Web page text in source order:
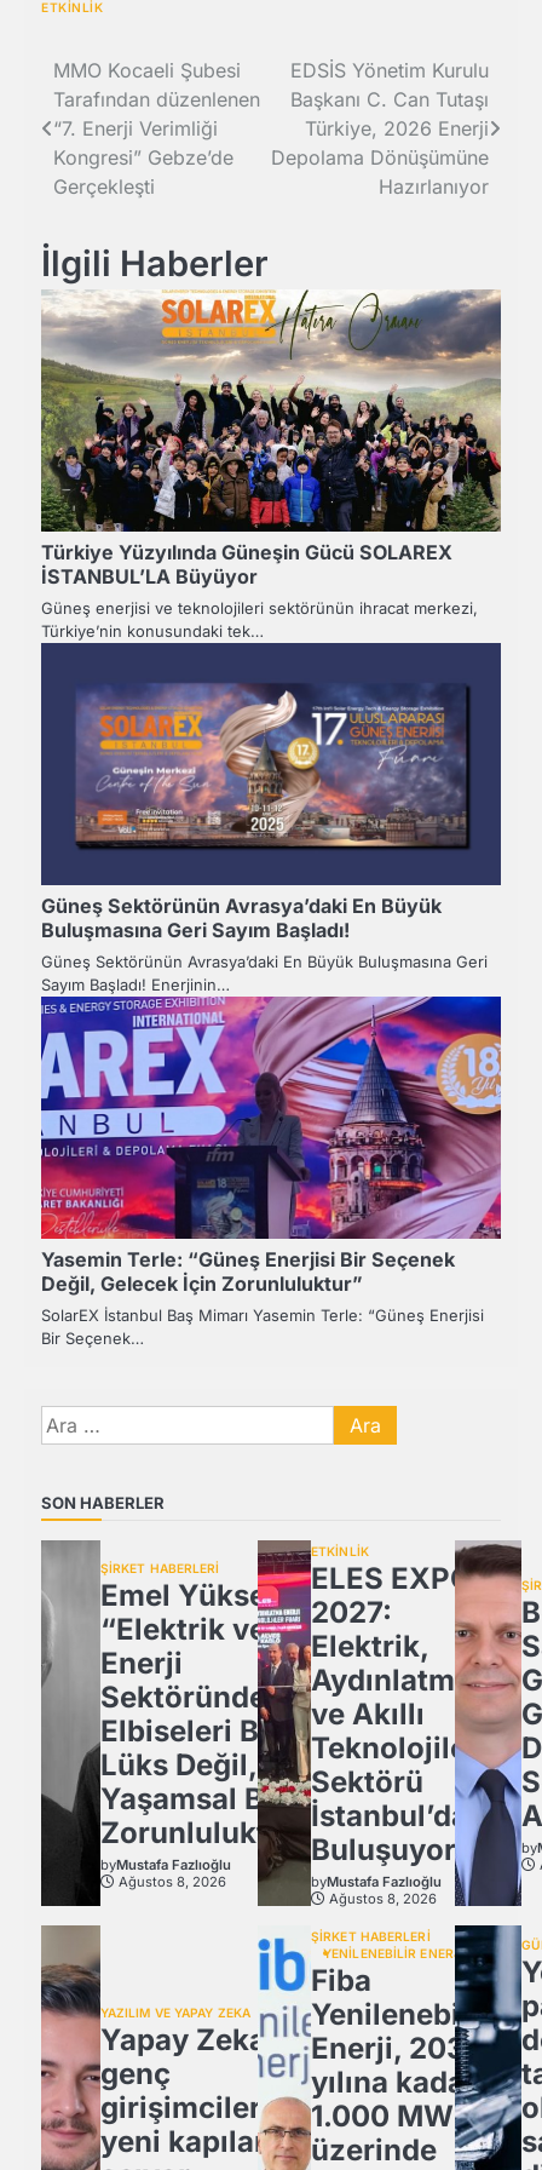
ETKİNLİK
Yazı
gezinmesi
MMO Kocaeli Şubesi
Tarafından düzenlenen
“7. Enerji Verimliği
Kongresi” Gebze’de
Gerçekleşti
EDSİS Yönetim Kurulu
Başkanı C. Can Tutaşı
Türkiye, 2026 Enerji
Depolama Dönüşümüne
Hazırlanıyor
İlgili Haberler
Türkiye Yüzyılında Güneşin Gücü SOLAREX
İSTANBUL’LA Büyüyor
Güneş enerjisi ve teknolojileri sektörünün ihracat merkezi,
Türkiye’nin konusundaki tek…
Güneş Sektörünün Avrasya’daki En Büyük
Buluşmasına Geri Sayım Başladı!
Güneş Sektörünün Avrasya’daki En Büyük Buluşmasına Geri
Sayım Başladı! Enerjinin…
Yasemin Terle: “Güneş Enerjisi Bir Seçenek
Değil, Gelecek İçin Zorunluluktur”
SolarEX İstanbul Baş Mimarı Yasemin Terle: “Güneş Enerjisi
Bir Seçenek…
Arama:
SON HABERLER
ŞİRKET HABERLERİ
Emel Yüksel:
“Elektrik ve
Enerji
Sektöründe İş
Elbiseleri Bir
Lüks Değil,
Yaşamsal Bir
Zorunluluktur
byMustafa Fazlıoğlu
Ağustos 8, 2026
ETKİNLİK
ELES EXPO
2027:
Elektrik,
Aydınlatma
ve Akıllı
Teknolojiler
Sektörü
İstanbul’da
Buluşuyor!
byMustafa Fazlıoğlu
Ağustos 8, 2026
by
YAZILIM VE YAPAY ZEKA
Yapay Zeka,
genç
girişimcilere
yeni kapılar
ŞİRKET HABERLERİ
YENİLENEBİLİR ENERJİ
Fiba
Yenilenebilir
Enerji, 2030
yılına kadar
1.000 MW
üzerinde